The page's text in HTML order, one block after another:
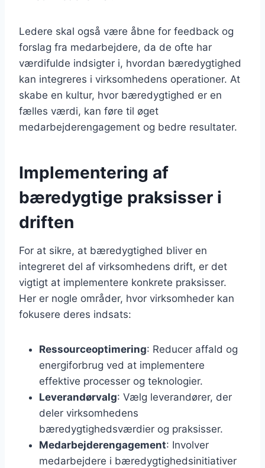
Ledere skal også være åbne for feedback og
forslag fra medarbejdere, da de ofte har
værdifulde indsigter i, hvordan bæredygtighed
kan integreres i virksomhedens operationer. At
skabe en kultur, hvor bæredygtighed er en
fælles værdi, kan føre til øget
medarbejderengagement og bedre resultater.
Implementering af
bæredygtige praksisser i
driften
For at sikre, at bæredygtighed bliver en
integreret del af virksomhedens drift, er det
vigtigt at implementere konkrete praksisser.
Her er nogle områder, hvor virksomheder kan
fokusere deres indsats:
Ressourceoptimering: Reducer affald og
energiforbrug ved at implementere
effektive processer og teknologier.
Leverandørvalg: Vælg leverandører, der
deler virksomhedens
bæredygtighedsværdier og praksisser.
Medarbejderengagement: Involver
medarbejdere i bæredygtighedsinitiativer